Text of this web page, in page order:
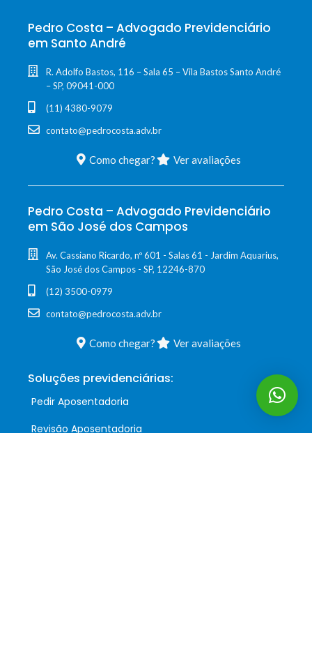
Pedro Costa – Advogado Previdenciário
em Santo André
R. Adolfo Bastos, 116 – Sala 65 – Vila Bastos Santo André
– SP, 09041-000
(11) 4380-9079
contato@pedrocosta.adv.br
Como chegar? Ver avaliações
Pedro Costa – Advogado Previdenciário
em São José dos Campos
Av. Cassiano Ricardo, nº 601 - Salas 61 - Jardim Aquarius,
São José dos Campos - SP, 12246-870
(12) 3500-0979
contato@pedrocosta.adv.br
Como chegar? Ver avaliações
Soluções previdenciárias:
Pedir Aposentadoria
Revisão Aposentadoria